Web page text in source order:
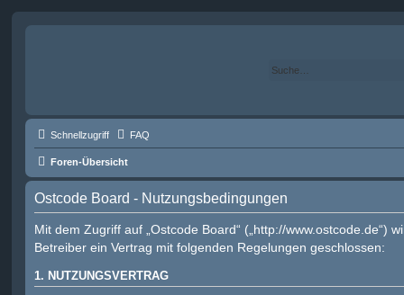
Schnellzugriff FAQ
Foren-Übersicht
Ostcode Board - Nutzungsbedingungen
Mit dem Zugriff auf „Ostcode Board“ („http://www.ostcode.de“)
Betreiber ein Vertrag mit folgenden Regelungen geschlossen:
1. NUTZUNGSVERTRAG